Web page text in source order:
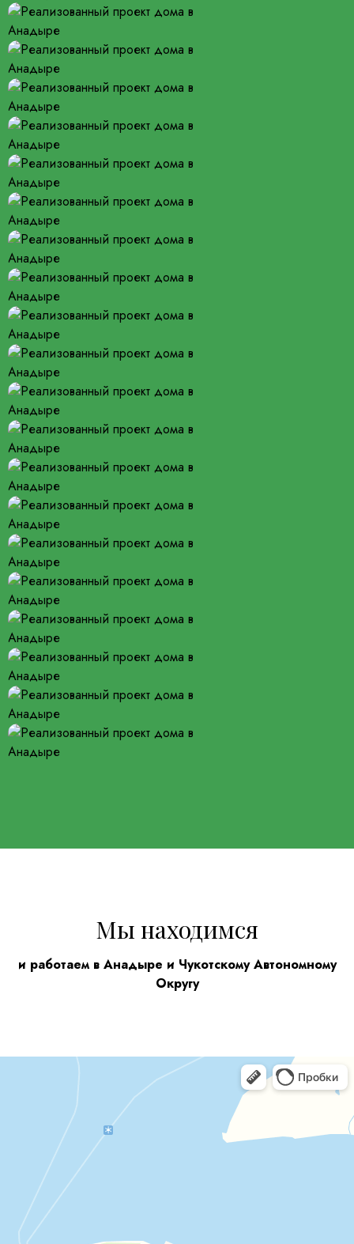
Мы находимся
и работаем в Анадыре и Чукотскому Автономному
Округу